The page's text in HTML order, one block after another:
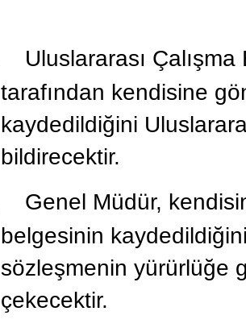
Uluslararası
tarafından kendisine
kaydedildiğini
bildirecektir.
Genel Müdür,
belgesinin
sözleşmenin yürürlüğe
çekecektir.